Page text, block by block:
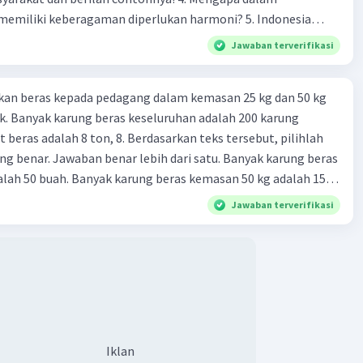
kondisi geografis, iklim, dan komposisi batuan juga akan
seberapa intens pelapukan kimiawi terjadi di suatu
keberagaman diperlukan harmoni? 5. Indonesia
yang kaya akan keberagaman baik dilihat dari agama, suku,
Berdasarkan pernyataan tersebut, apa yang dapat
Jawaban terverifikasi
beras kepada pedagang dalam kemasan 25 kg dan 50 kg
Banyak karung beras keseluruhan adalah 200 karung
adalah 8 ton, 8. Berdasarkan teks tersebut, pilihlah
benar. Jawaban benar lebih dari satu. Banyak karung beras
50 buah. Banyak karung beras kemasan 50 kg adalah 150
dalam kemasan 25 kg adalah 2 ton. Perbandingan berat
kg dan 50 kg dalam truk adalah 1: 3. 9. Berdasarkan teks
Jawaban terverifikasi
Iklan